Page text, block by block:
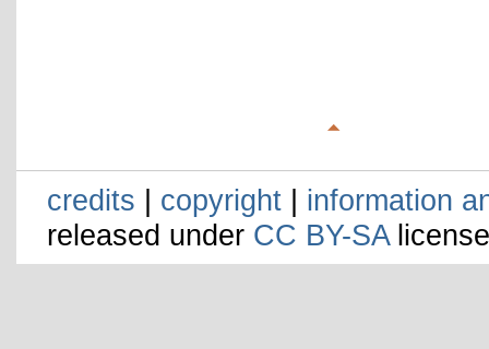
credits | copyright | information
released under CC BY-SA